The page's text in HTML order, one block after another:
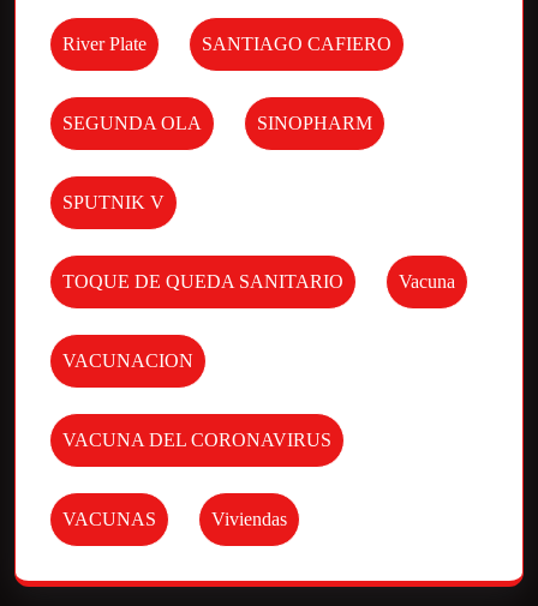
River Plate SANTIAGO CAFIERO
SEGUNDA OLA SINOPHARM
SPUTNIK V
TOQUE DE QUEDA SANITARIO Vacuna
VACUNACION
VACUNA DEL CORONAVIRUS
VACUNAS Viviendas